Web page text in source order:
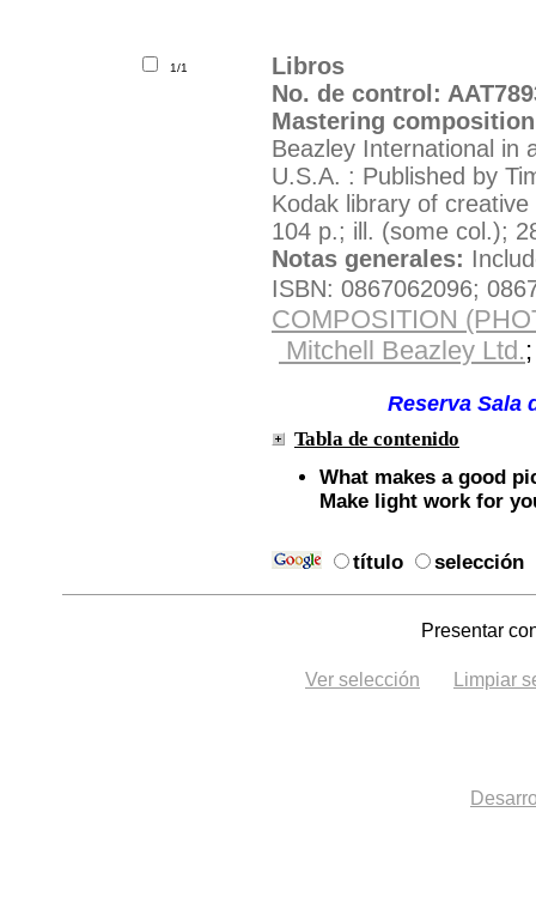
1/1
Libros
No. de control:
Mastering
Beazley International in
U.S.A. : Published by
Kodak library of
104 p.; ill. (some col.);
Notas generales:
ISBN: 0867062096;
COMPOSITION
Mitchell Beazley Ltd.
Reserva Sala
Tabla de contenido
What makes a good
Make light work for
título selección
Presentar
Ver selección Limpiar